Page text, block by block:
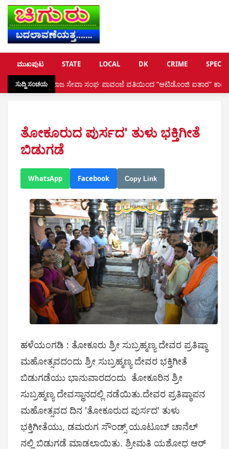
ಮುಖಪುಟ STATE LOCAL DK CRIME
ಸುದ್ದಿ ಸಂಚಯ
ಸೇವಾ ಸಂಘ ಪಾವಂಜೆ ವತಿಯಿಂದ “ಆಟಿಡೊಂಜಿ ಐತಾರ” ಕಾರ್ಯಕ್ರಮ •
ತೋಕೂರುದ ಪುರ್ಸದ' ತುಳು ಭಕ್ತಿಗೀತೆ
ಬಿಡುಗಡೆ
WhatsApp Facebook Copy Link
ಹಳೆಯಂಗಡಿ : ತೋಕೂರು ಶ್ರೀ ಸುಬ್ರಹ್ಮಣ್ಯ ದೇವರ ಪ್ರತಿಷ್ಠಾ
ಮಹೋತ್ಸವದಂದು ಶ್ರೀ ಸುಬ್ರಹ್ಮಣ್ಯ ದೇವರ ಭಕ್ತಿಗೀತೆ
ಬಿಡುಗಡೆಯು ಭಾನುವಾರದಂದು ತೋಕೂರಿನ ಶ್ರೀ
ಸುಬ್ರಹ್ಮಣ್ಯ ದೇವಸ್ಥಾನದಲ್ಲಿ ನಡೆಯಿತು.ದೇವರ ಪ್ರತಿಷ್ಠಾಪನ
ಮಹೋತ್ಸವದ ದಿನ 'ತೋಕೂರುದ ಪುರ್ಸದ' ತುಳು
ಭಕ್ತಿಗೀತೆಯು, ಡಮರುಗ ಸೌಂಡ್ಸ್ ಯೂಟೂಬ್ ಚಾನೆಲ್
ನಲ್ಲಿ ಬಿಡುಗಡೆ ಮಾಡಲಾಯಿತು. ಶ್ರೀಮತಿ ಯಶೋಧ ಆರ್